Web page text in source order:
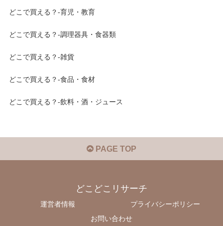
どこで買える？-育児・教育
どこで買える？-調理器具・食器類
どこで買える？-雑貨
どこで買える？-食品・食材
どこで買える？-飲料・酒・ジュース
PAGE TOP
どこどこリサーチ
運営者情報
プライバシーポリシー
お問い合わせ